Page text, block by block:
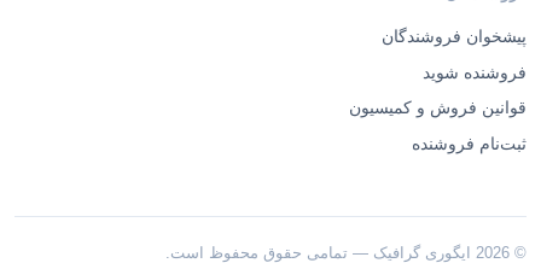
پیشخوان فروشندگان
فروشنده شوید
قوانین فروش و کمیسیون
ثبت‌نام فروشنده
© 2026 ایگوری گرافیک — تمامی حقوق محفوظ است.